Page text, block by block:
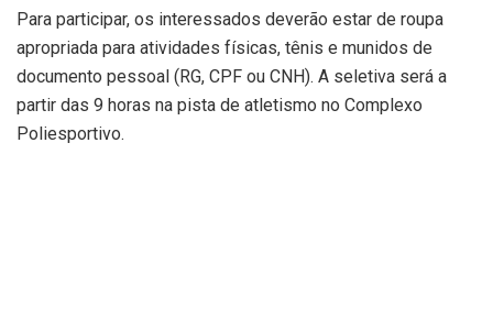
Para participar, os interessados deverão estar de roupa
apropriada para atividades físicas, tênis e munidos de
documento pessoal (RG, CPF ou CNH). A seletiva será a
partir das 9 horas na pista de atletismo no Complexo
Poliesportivo.